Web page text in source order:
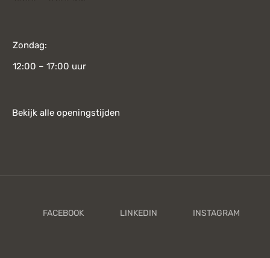
Zondag:
12:00 – 17:00 uur
Bekijk alle openingstijden